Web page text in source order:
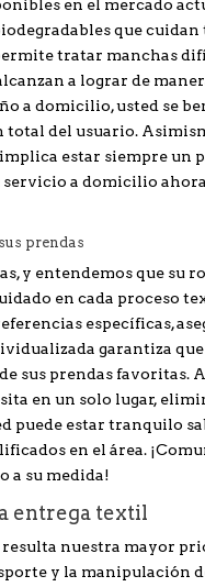
en el mercado
que
tratar manchas
a lograr de
a domicilio, usted se
del usuario.
estar siempre un
a domicilio
prendas
y entendemos que su
en cada proceso
específicas,
garantiza
sus prendas
en un solo lugar,
puede estar tranquilo
en el área.
a su medida!
entrega textil
nuestra mayor
y la manipulación